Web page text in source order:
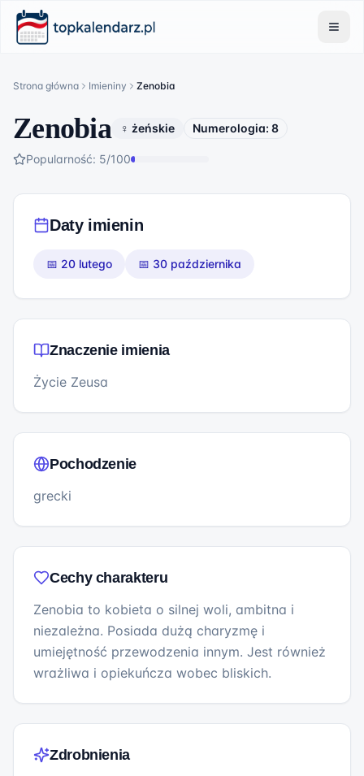
Strona główna Imieniny Zenobia
Zenobia ♀ żeńskie Numerologia: 8
Popularność: 5/100
Daty imienin
📅 20 lutego 📅 30 października
Znaczenie imienia
Życie Zeusa
Pochodzenie
grecki
Cechy charakteru
Zenobia to kobieta o silnej woli, ambitna i
niezależna. Posiada dużą charyzmę i
umiejętność przewodzenia innym. Jest również
wrażliwa i opiekuńcza wobec bliskich.
Zdrobnienia